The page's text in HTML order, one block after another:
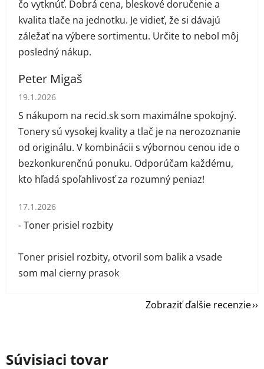
čo vytknúť. Dobrá cena, bleskové doručenie a
kvalita tlače na jednotku. Je vidieť, že si dávajú
záležať na výbere sortimentu. Určite to nebol môj
posledný nákup.
Peter Migaš
Hodnotenie obchodu je 5 z 5 hviezdičiek.
19.1.2026
S nákupom na recid.sk som maximálne spokojný.
Tonery sú vysokej kvality a tlač je na nerozoznanie
od originálu. V kombinácii s výbornou cenou ide o
bezkonkurenčnú ponuku. Odporúčam každému,
kto hľadá spoľahlivosť za rozumný peniaz!
Hodnotenie obchodu je 1 z 5 hviezdičiek.
17.1.2026
- Toner prisiel rozbity
Toner prisiel rozbity, otvoril som balik a vsade
som mal cierny prasok
Zobraziť ďalšie recenzie
Súvisiaci tovar